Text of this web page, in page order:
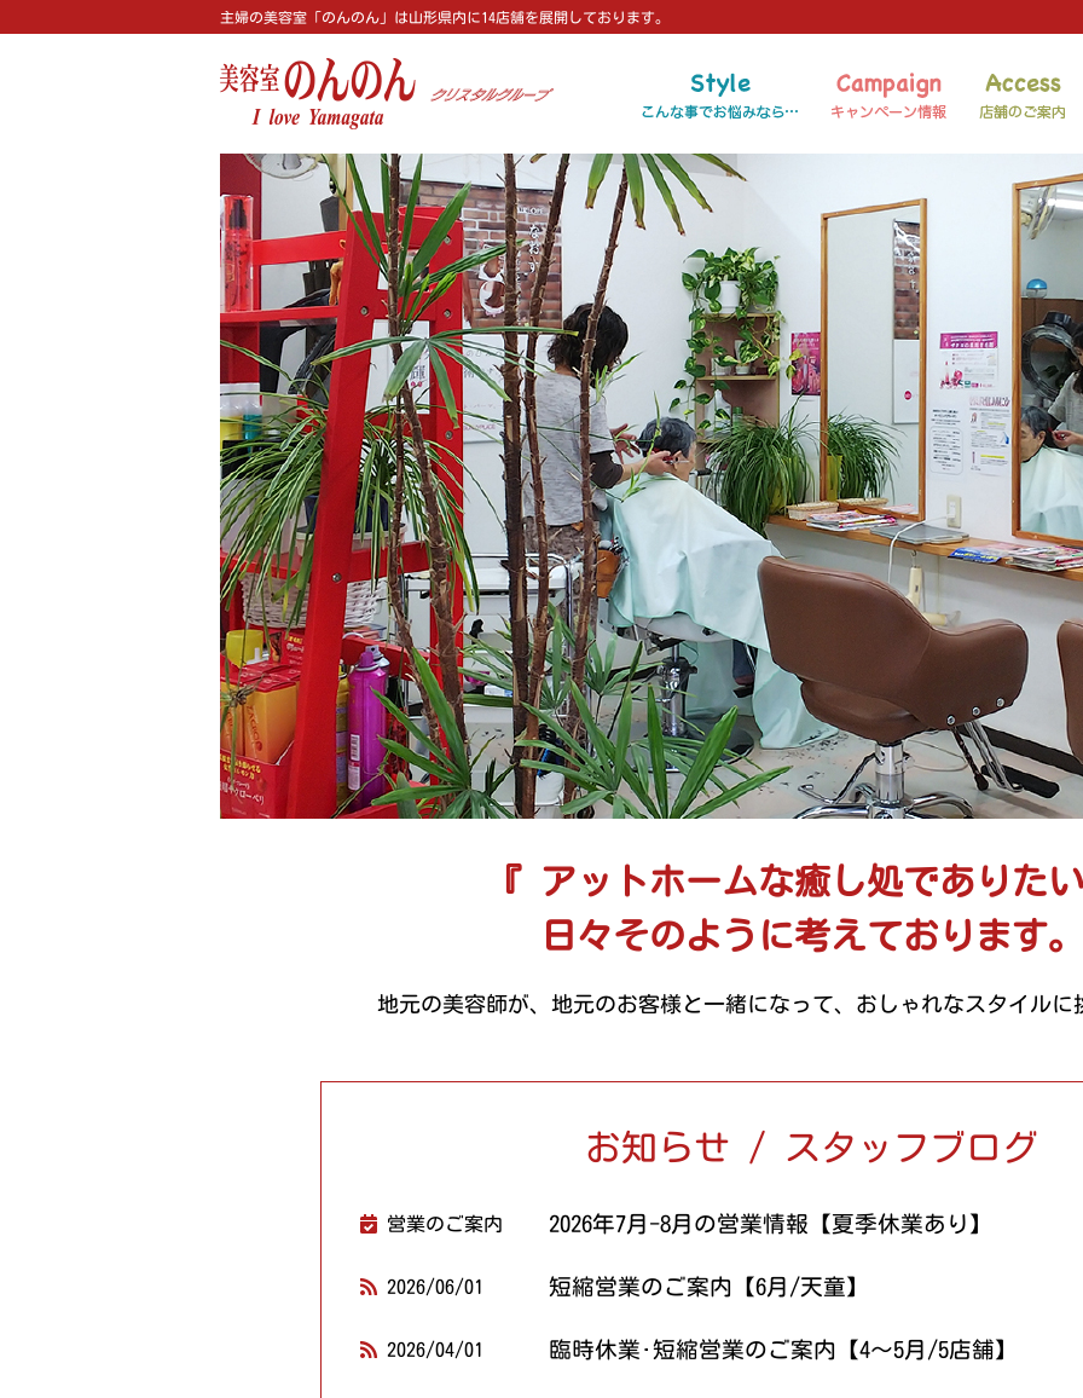
主婦の美容室「のんのん」は山形県内に14店舗を展開しております。
『 アットホームな癒し処でありた
日々そのように考えております。
地元の美容師が、地元のお客様と一緒になって、おしゃれなスタイルに
お知らせ / スタッフブログ
営業のご案内 2026年7月-8月の営業情報【夏季休業あり】
2026/06/01 短縮営業のご案内【6月/天童】
2026/04/01 臨時休業･短縮営業のご案内【4～5月/5店舗】